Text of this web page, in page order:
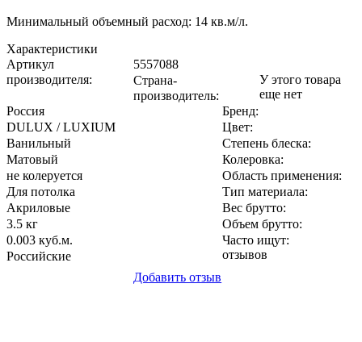
Минимальный объемный расход: 14 кв.м/л.
Характеристики
Артикул
производителя:
5557088
Страна-
производитель:
Россия
Бренд:
DULUX / LUXIUM
Цвет:
Ванильный
Степень блеска:
Матовый
Колеровка:
не колеруется
Область применения:
Для потолка
Тип материала:
Акриловые
Вес брутто:
3.5 кг
Объем брутто:
0.003 куб.м.
Часто ищут:
Российские
У этого товара
еще нет
отзывов
Добавить отзыв